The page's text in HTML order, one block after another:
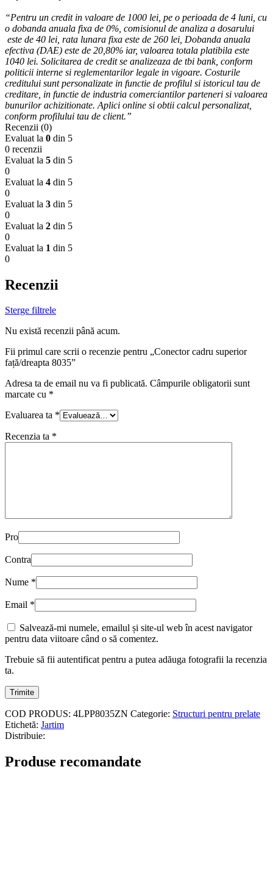
“Pentru un credit in valoare de 1000 lei, pe o perioada de 4 luni, cu
o dobanda anuala fixa de 0%, comisionul de analiza a dosarului
este de 40 lei, rata lunara fixa este de 260 lei, Dobanda anuala
efectiva (DAE) este de 20,80% iar, valoarea totala platibila este
1040 lei. Solicitarea de credit se analizeaza de tbi bank, conform
politicii interne si reglementarilor legale in vigoare. Costurile
creditului sunt personalizate in functie de profilul si istoricul tau de
creditare, in functie de industria comerciantilor parteneri si valoarea
bunurilor achizitionate. Aplici online si obtii calcul personalizat,
conform profilului tau de client.”
Recenzii (0)
Evaluat la 0 din 5
0 recenzii
Evaluat la 5 din 5
0
Evaluat la 4 din 5
0
Evaluat la 3 din 5
0
Evaluat la 2 din 5
0
Evaluat la 1 din 5
0
Recenzii
Sterge filtrele
Nu există recenzii până acum.
Fii primul care scrii o recenzie pentru „Conector cadru superior
față/dreapta 8035”
Adresa ta de email nu va fi publicată. Câmpurile obligatorii sunt
marcate cu *
Evaluarea ta *
Recenzia ta *
Pro
Contra
Nume *
Email *
Salvează-mi numele, emailul și site-ul web în acest navigator
pentru data viitoare când o să comentez.
Trebuie să fii autentificat pentru a putea adăuga fotografii la recenzia
ta.
COD PRODUS: 4LPP8035ZN Categorie: Structuri pentru prelate
Etichetă: Jartim
Distribuie:
Produse recomandate